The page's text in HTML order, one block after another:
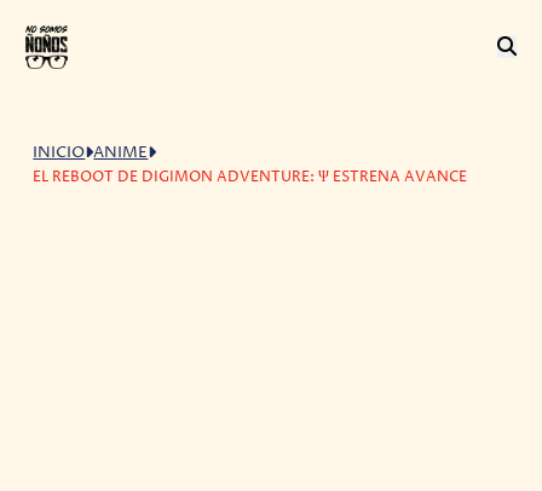
INICIO ANIME
EL REBOOT DE DIGIMON ADVENTURE: Ψ ESTRENA AVANCE